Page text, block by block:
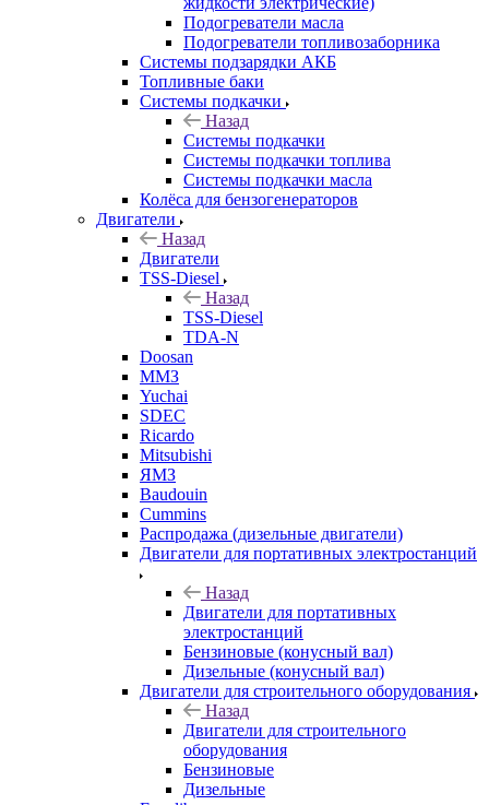
Подогреватели масла
Подогреватели топливозаборника
Системы подзарядки АКБ
Топливные баки
Системы подкачки
Назад
Системы подкачки
Системы подкачки топлива
Системы подкачки масла
Колёса для бензогенераторов
Двигатели
Назад
Двигатели
TSS-Diesel
Назад
TSS-Diesel
TDA-N
Doosan
ММЗ
Yuchai
SDEC
Ricardo
Mitsubishi
ЯМЗ
Baudouin
Cummins
Распродажа (дизельные двигатели)
Двигатели для портативных электростанций
Назад
Двигатели для портативных
электростанций
Бензиновые (конусный вал)
Дизельные (конусный вал)
Двигатели для строительного оборудования
Назад
Двигатели для строительного
оборудования
Бензиновые
Дизельные